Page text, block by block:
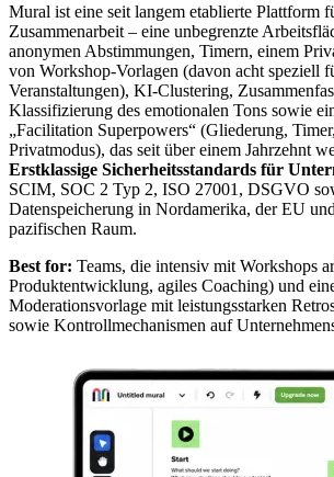
Mural ist eine seit langem etablierte Plattform
Zusammenarbeit – eine unbegrenzte
anonymen Abstimmungen, Timern, einem
von Workshop-Vorlagen (davon acht speziell
Veranstaltungen), KI-Clustering,
Klassifizierung des emotionalen Tons sowie
„Facilitation Superpowers“ (Gliederung,
Privatmodus), das seit über einem Jahrzehnt
Erstklassige Sicherheitsstandards für
SCIM, SOC 2 Typ 2, ISO 27001, DSGVO
Datenspeicherung in Nordamerika, der EU
pazifischen Raum.
Best for: Teams, die intensiv mit Workshops
Produktentwicklung, agiles Coaching) und
Moderationsvorlage mit leistungsstarken
sowie Kontrollmechanismen auf